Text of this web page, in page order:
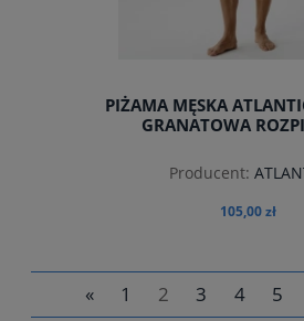
PIŻAMA MĘSKA
GRANATOWA
Producent:
105,00 zł
« 1 2 3 4 5